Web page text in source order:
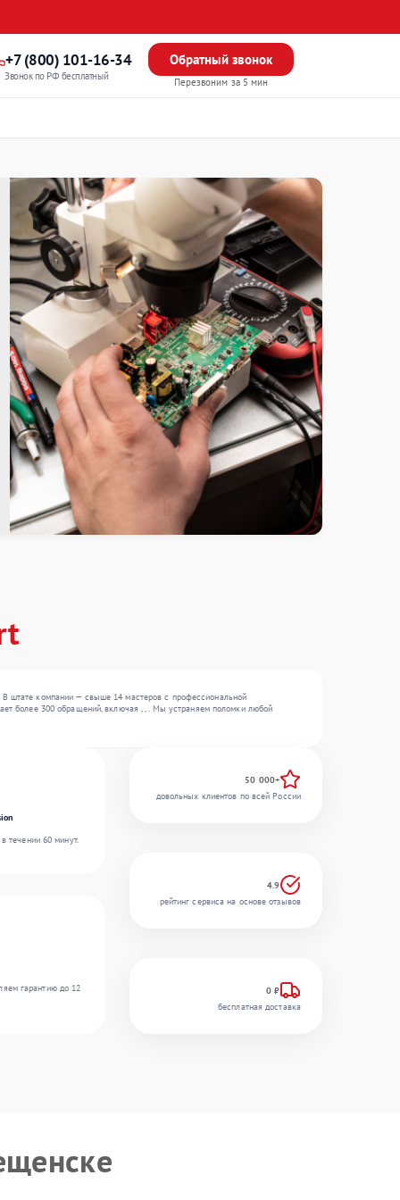
+7 (800) 101-16-34
Звонок по РФ бесплатный
Обратный звонок
Перезвоним за 5 мин
штате компании — свыше 14 мастеров с профессиональной
более 300 обращений, включая , , . Мы устраняем поломки любой
течении 60 минут.
гарантию до 12
50 000+
довольных клиентов по всей России
4.9
рейтинг сервиса на основе отзывов
0 ₽
бесплатная доставка